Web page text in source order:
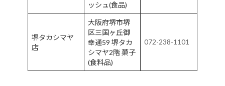
ッシュ(食品)
堺タカシマヤ
店
大阪府堺市堺
区三国ヶ丘御
幸通59 堺タカ
シマヤ2階 菓子
(食料品)
072-238-1101